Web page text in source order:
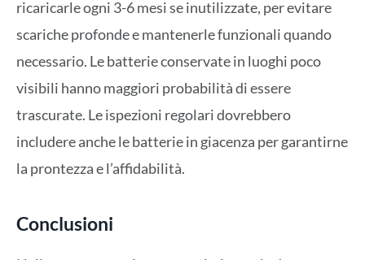
ricaricarle ogni 3-6 mesi se inutilizzate, per evitare
scariche profonde e mantenerle funzionali quando
necessario. Le batterie conservate in luoghi poco
visibili hanno maggiori probabilità di essere
trascurate. Le ispezioni regolari dovrebbero
includere anche le batterie in giacenza per garantirne
la prontezza e l’affidabilità.
Conclusioni